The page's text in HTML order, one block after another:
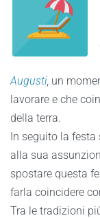
Augusti, un
lavorare e che
della terra.
In seguito la festa
alla sua
spostare questa
farla coincidere
Tra le tradizioni